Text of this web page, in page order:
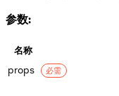
参数:
名称
props 必需